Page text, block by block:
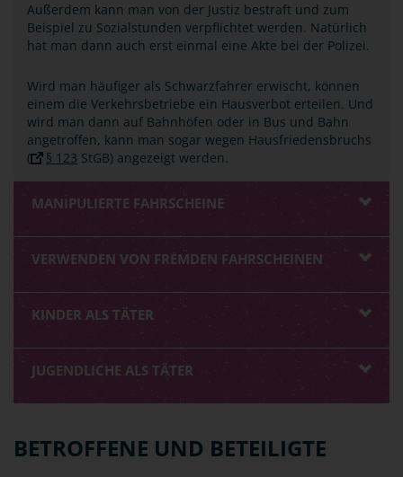
Außerdem kann man von der Justiz bestraft und zum
Beispiel zu Sozialstunden verpflichtet werden. Natürlich
hat man dann auch erst einmal eine Akte bei der Polizei.
Wird man häufiger als Schwarzfahrer erwischt, können
einem die Verkehrsbetriebe ein Hausverbot erteilen. Und
wird man dann auf Bahnhöfen oder in Bus und Bahn
angetroffen, kann man sogar wegen Hausfriedensbruchs
(
§ 123 StGB) angezeigt werden.
MANIPULIERTE FAHRSCHEINE
VERWENDEN VON FREMDEN FAHRSCHEINEN
KINDER ALS TÄTER
JUGENDLICHE ALS TÄTER
BETROFFENE UND BETEILIGTE